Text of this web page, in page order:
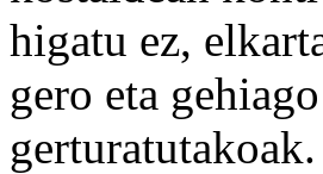
higatu ez,
gero eta
gerturatutakoak.